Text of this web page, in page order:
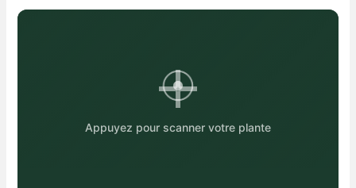
Appuyez pour scanner votre plante